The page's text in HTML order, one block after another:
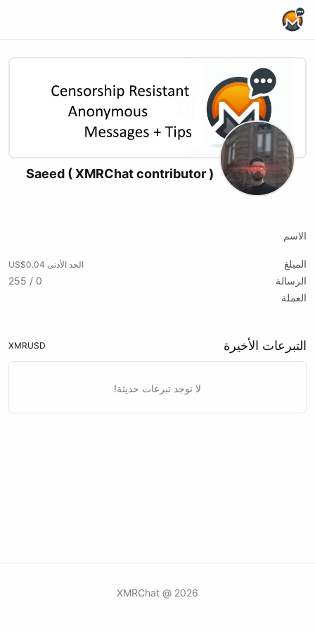
Saeed ( XMRChat contributor )
الاسم
المبلغ الحد الأدنى US$0.04
الرسالة
0 / 255
العملة
التبرعات الأخيرة USD
XMR
لا توجد تبرعات حديثة!
2026 @ XMRChat